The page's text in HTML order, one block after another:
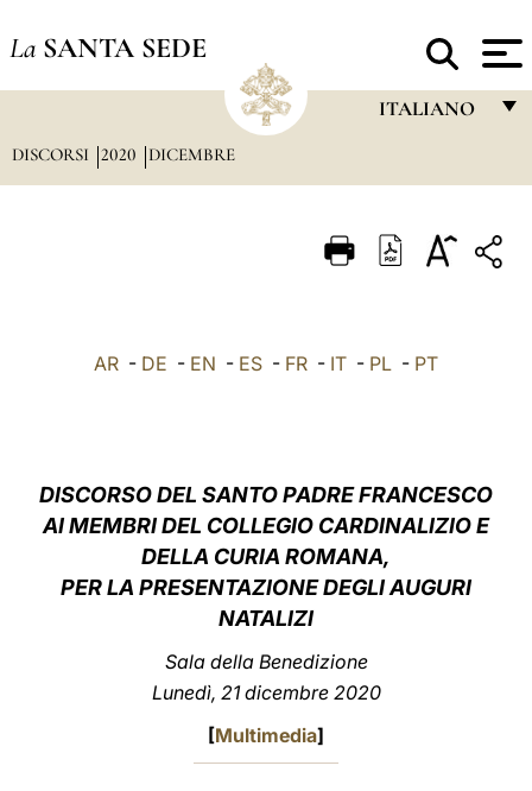
La SANTA SEDE
ITALIANO
ITALIANO
中文
LATINE
DISCORSI 2020 DICEMBRE
AR - DE - EN - ES - FR - IT - PL - PT
DISCORSO DEL SANTO PADRE FRANCESCO
AI MEMBRI DEL COLLEGIO CARDINALIZIO E
DELLA CURIA ROMANA,
PER LA PRESENTAZIONE DEGLI AUGURI
NATALIZI
Sala della Benedizione
Lunedì, 21 dicembre 2020
[Multimedia]